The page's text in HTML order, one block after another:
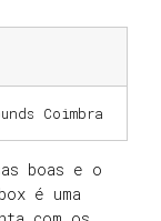
Coimbra
boas e o
é uma